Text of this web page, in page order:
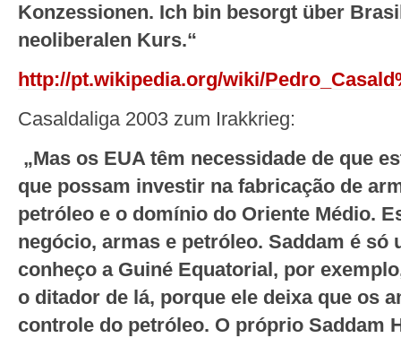
Konzessionen. Ich bin besorgt über
neoliberalen Kurs.“
http://pt.wikipedia.org/wiki/
Casaldaliga 2003 zum Irakkrieg:
„Mas os EUA têm necessidade de que
que possam investir na fabricação de
petróleo e o domínio do Oriente Médio.
negócio, armas e petróleo. Saddam é só
conheço a Guiné Equatorial, por
o ditador de lá, porque ele deixa que os
controle do petróleo. O próprio Saddam